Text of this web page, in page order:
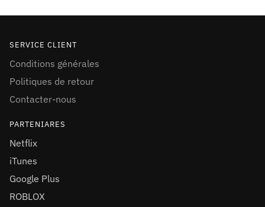
SERVICE CLIENT
Conditions générales
Politiques de retour
Contacter-nous
PARTENIARES
Netflix
iTunes
Google Plus
ROBLOX